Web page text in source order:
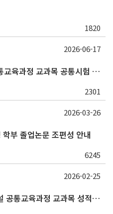
1820
[안내] 2026학년도 2학기 공통교육과정 교과목 공통시험 일정 알림
2301
2026-06-17
부 졸업논문 조편성 안내
6245
2026-03-26
[안내] 2026학년도 1학기 개설 공통교육과정 교과목 성적평가방법 변경 안내
2026-02-25